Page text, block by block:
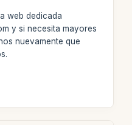
web dedicada
y si necesita mayores
nuevamente que